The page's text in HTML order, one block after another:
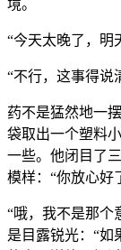
境。
“今天太晚了，明
“不行，这事得说
药不是猛然地一
袋取出一个塑料
一些。他闭目了
模样：“你放心好
“哦，我不是那
是目露锐光：“如